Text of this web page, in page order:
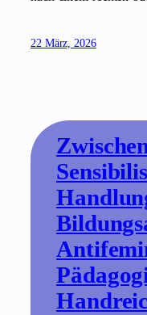
22 März, 2026